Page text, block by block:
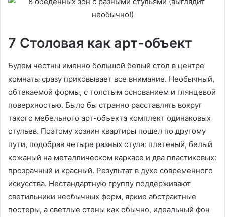
7 Столовая как арт-объект
Будем честны именно большой белый стол в центре
комнаты сразу приковывает все внимание. Необычный,
обтекаемой формы, с толстым основанием и глянцевой
поверхностью. Было бы странно расставлять вокруг
такого мебельного арт-объекта комплект одинаковых
стульев. Поэтому хозяин квартиры пошел по другому
пути, подобрав четыре разных стула: плетеный, белый
кожаный на металлическом каркасе и два пластиковых:
прозрачный и красный. Результат в духе современного
искусства. Нестандартную группу поддерживают
светильники необычных форм, яркие абстрактные
постеры, а светлые стены как обычно, идеальный фон